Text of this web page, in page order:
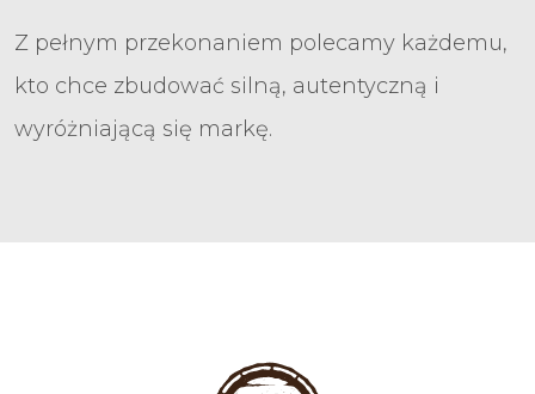
Z pełnym przekonaniem polecamy każdemu,
kto chce zbudować silną, autentyczną i
wyróżniającą się markę.